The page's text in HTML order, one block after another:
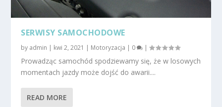
SERWISY SAMOCHODOWE
by admin | kwi 2, 2021 | Motoryzacja | 0 |
Prowadząc samochód spodziewamy się, że w losowych
momentach jazdy może dojść do awarii....
READ MORE